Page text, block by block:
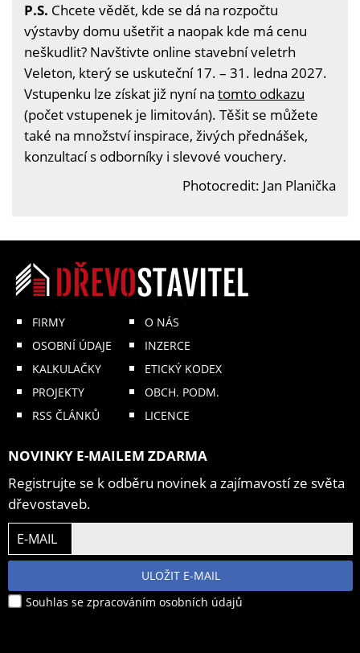
P.S. Chcete vědět, kde se dá na rozpočtu
výstavby domu ušetřit a naopak kde má cenu
neškudlit? Navštivte online stavební veletrh
Veleton, který se uskuteční 17. – 31. ledna 2027.
Vstupenku lze získat již nyní na tomto odkazu
(počet vstupenek je limitován). Těšit se můžete
také na množství inspirace, živých přednášek,
konzultací s odborníky i slevové vouchery.
Photocredit: Jan Planička
FIRMY
OSOBNÍ ÚDAJE
KALKULAČKY
PROJEKTY
RSS ČLÁNKŮ
O NÁS
INZERCE
ETICKÝ KODEX
OBCH. PODM.
LICENCE
NOVINKY E-MAILEM ZDARMA
Registrujte se k odběru novinek a zajímavostí ze světa
dřevostaveb.
E-MAIL
ULOŽIT E-MAIL
Souhlas se zpracováním osobních údajů